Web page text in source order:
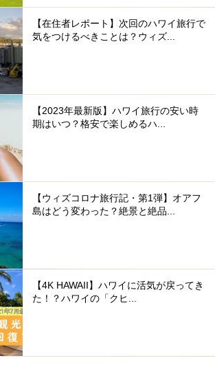
【在住者レポート】次回のハワイ旅行で
気をつけるべきことは？ウィズ...
【2023年最新版】ハワイ旅行の安い時
期はいつ？格安で楽しめるハ...
【ウィズコロナ旅行記・第1弾】オアフ
島はどう変わった？絶景と絶品...
【4K HAWAII】ハワイに活気が戻ってき
た！？ハワイの「クヒ...